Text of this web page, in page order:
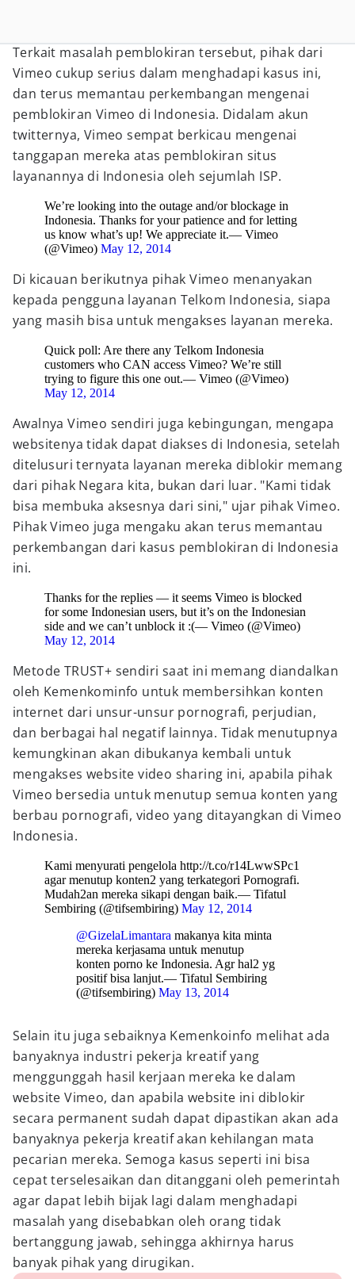
Terkait masalah pemblokiran tersebut, pihak dari
Vimeo cukup serius dalam menghadapi kasus ini,
dan terus memantau perkembangan mengenai
pemblokiran Vimeo di Indonesia. Didalam akun
twitternya, Vimeo sempat berkicau mengenai
tanggapan mereka atas pemblokiran situs
layanannya di Indonesia oleh sejumlah ISP.
We’re looking into the outage and/or blockage in
Indonesia. Thanks for your patience and for letting
us know what’s up! We appreciate it.— Vimeo
(@Vimeo) May 12, 2014
Di kicauan berikutnya pihak Vimeo menanyakan
kepada pengguna layanan Telkom Indonesia, siapa
yang masih bisa untuk mengakses layanan mereka.
Quick poll: Are there any Telkom Indonesia
customers who CAN access Vimeo? We’re still
trying to figure this one out.— Vimeo (@Vimeo)
May 12, 2014
Awalnya Vimeo sendiri juga kebingungan, mengapa
websitenya tidak dapat diakses di Indonesia, setelah
ditelusuri ternyata layanan mereka diblokir memang
dari pihak Negara kita, bukan dari luar. "Kami tidak
bisa membuka aksesnya dari sini," ujar pihak Vimeo.
Pihak Vimeo juga mengaku akan terus memantau
perkembangan dari kasus pemblokiran di Indonesia
ini.
Thanks for the replies — it seems Vimeo is blocked
for some Indonesian users, but it’s on the Indonesian
side and we can’t unblock it :(— Vimeo (@Vimeo)
May 12, 2014
Metode TRUST+ sendiri saat ini memang diandalkan
oleh Kemenkominfo untuk membersihkan konten
internet dari unsur-unsur pornografi, perjudian,
dan berbagai hal negatif lainnya. Tidak menutupnya
kemungkinan akan dibukanya kembali untuk
mengakses website video sharing ini, apabila pihak
Vimeo bersedia untuk menutup semua konten yang
berbau pornografi, video yang ditayangkan di Vimeo
Indonesia.
Kami menyurati pengelola http://t.co/r14LwwSPc1
agar menutup konten2 yang terkategori Pornografi.
Mudah2an mereka sikapi dengan baik.— Tifatul
Sembiring (@tifsembiring) May 12, 2014
@GizelaLimantara makanya kita minta
mereka kerjasama untuk menutup
konten porno ke Indonesia. Agr hal2 yg
positif bisa lanjut.— Tifatul Sembiring
(@tifsembiring) May 13, 2014
Selain itu juga sebaiknya Kemenkoinfo melihat ada
banyaknya industri pekerja kreatif yang
menggunggah hasil kerjaan mereka ke dalam
website Vimeo, dan apabila website ini diblokir
secara permanent sudah dapat dipastikan akan ada
banyaknya pekerja kreatif akan kehilangan mata
pecarian mereka. Semoga kasus seperti ini bisa
cepat terselesaikan dan ditanggani oleh pemerintah
agar dapat lebih bijak lagi dalam menghadapi
masalah yang disebabkan oleh orang tidak
bertanggung jawab, sehingga akhirnya harus
banyak pihak yang dirugikan.